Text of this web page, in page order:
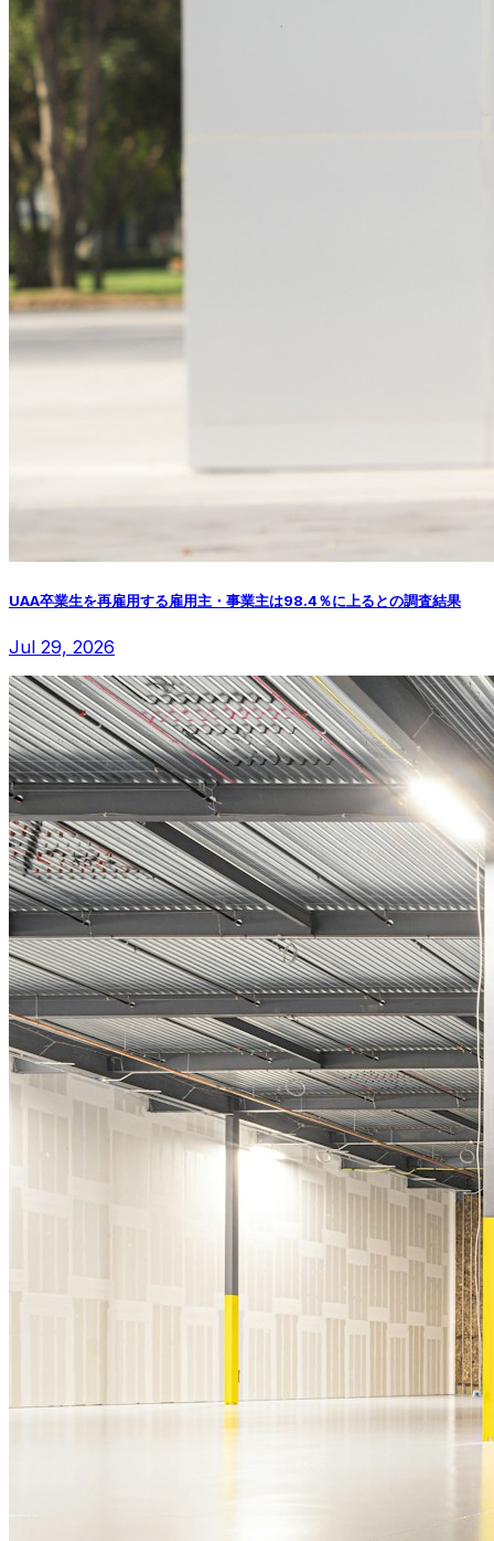
UAA卒業生を再雇用する雇用主・事業主は98.4％に上るとの調査結果
Jul 29, 2026